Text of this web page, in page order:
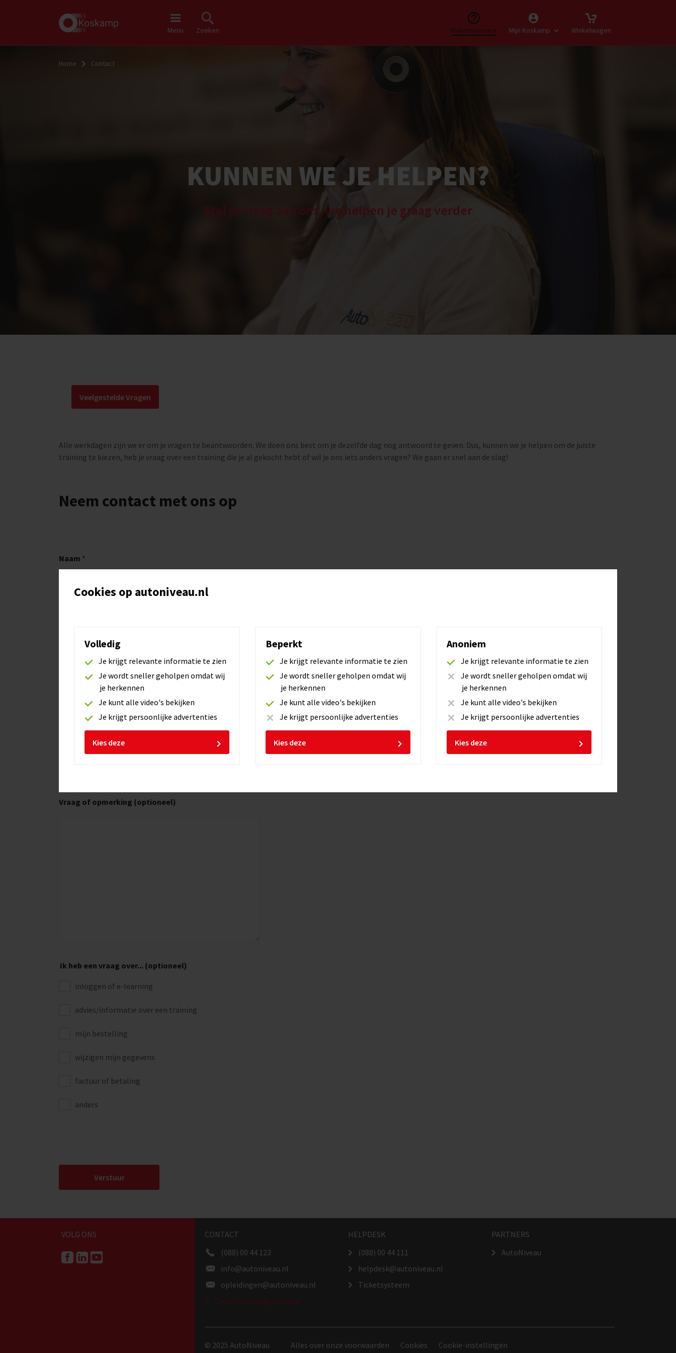
Cookies op autoniveau.nl
Volledig
Je krijgt relevante informatie te zien
Je wordt sneller geholpen omdat wij
je herkennen
Je kunt alle video's bekijken
Je krijgt persoonlijke advertenties
Kies deze
Beperkt
Je krijgt relevante informatie te zien
Je wordt sneller geholpen omdat wij
je herkennen
Je kunt alle video's bekijken
Je krijgt persoonlijke advertenties
Kies deze
Anoniem
Je krijgt relevante informatie te zien
Je wordt sneller geholpen omdat wij
je herkennen
Je kunt alle video's bekijken
Je krijgt persoonlijke advertenties
Kies deze
Menu Zoeken Klantenservice Mijn Koskamp Winkelwagen
Home Contact
KUNNEN WE JE HELPEN?
Stel je vraag aan ons, we helpen je graag verder
Veelgestelde Vragen
Alle werkdagen zijn we er om je vragen te beantwoorden. We doen ons best om je dezelfde dag nog antwoord te geven. Dus, kunnen we je helpen om de juiste
training te kiezen, heb je vraag over een training die je al gekocht hebt of wil je ons iets anders vragen? We gaan er snel aan de slag!
Neem contact met ons op
Naam *
Telefoonnummer
Vraag of opmerking (optioneel)
Ik heb een vraag over... (optioneel)
inloggen of e-learning
advies/informatie over een training
mijn bestelling
wijzigen mijn gegevens
factuur of betaling
anders
VOLG ONS
CONTACT
(088) 00 44 123
info@autoniveau.nl
opleidingen@autoniveau.nl
Onze Opleidingslocaties
HELPDESK
(088) 00 44 111
helpdesk@autoniveau.nl
Ticketsysteem
PARTNERS
AutoNiveau
© 2025 AutoNiveau Alles over onze voorwaarden Cookies Cookie-instellingen